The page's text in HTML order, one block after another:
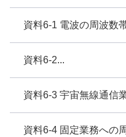
資料6-1 電波の周波数
資料6-2...
資料6-3 宇宙無線通信
資料6-4 固定業務への